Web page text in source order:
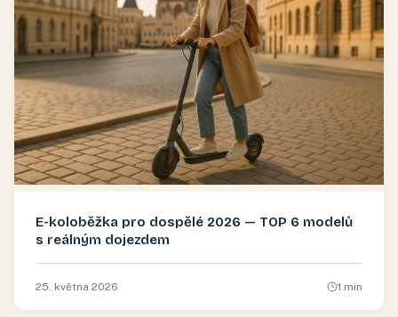
E-koloběžka pro dospělé 2026 — TOP 6 modelů
s reálným dojezdem
25. května 2026 1 min